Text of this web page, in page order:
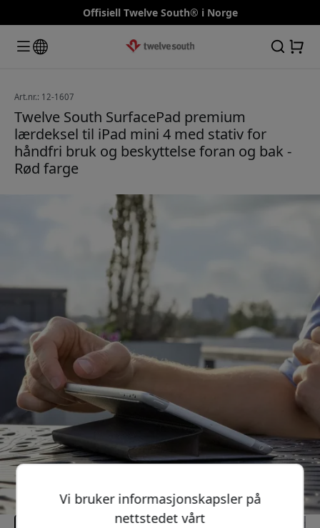
Offisiell Twelve South® i Norge
Art.nr.: 12-1607
Twelve South SurfacePad premium
lærdeksel til iPad mini 4 med stativ for
håndfri bruk og beskyttelse foran og bak -
Rød farge
Vi bruker informasjonskapsler på
nettstedet vårt